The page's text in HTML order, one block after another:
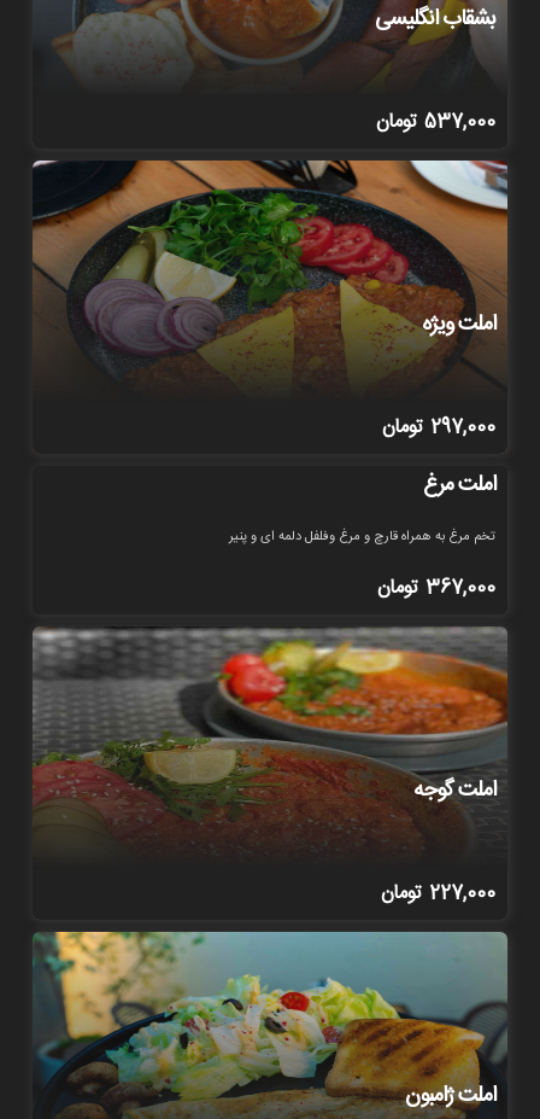
بشقاب انگلیسی
537,000 تومان
املت ویژه
297,000 تومان
املت مرغ
تخم مرغ به همراه قارچ و مرغ وفلفل دلمه ای و پنیر
367,000 تومان
املت گوجه
227,000 تومان
املت ژامبون